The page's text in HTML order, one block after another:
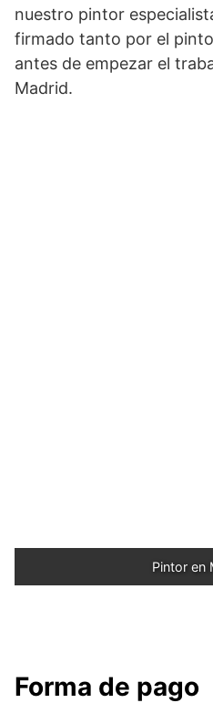
nuestro pintor
firmado tanto por el
antes de empezar el
Madrid.
Pintor en
Forma de pago